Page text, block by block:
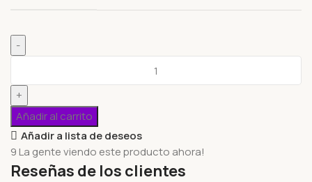
Añadir al carrito
Añadir a lista de deseos
9 La gente viendo este producto ahora!
Reseñas de los clientes